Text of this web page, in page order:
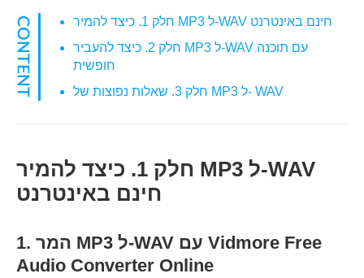
חלק 1. כיצד להמיר MP3 ל-WAV חינם באינטרנט
חלק 2. כיצד להעביר MP3 ל-WAV עם תוכנה
חופשית
חלק 3. שאלות נפוצות של MP3 ל- WAV
חלק 1. כיצד להמיר MP3 ל-WAV
חינם באינטרנט
1. המר MP3 ל-WAV עם Vidmore Free
Audio Converter Online